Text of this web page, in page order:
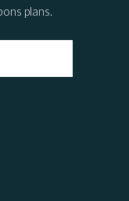
plans.